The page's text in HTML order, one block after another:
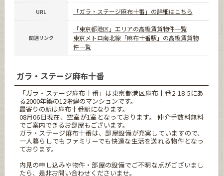
URL 「ガラ・ステージ麻布十番」の詳細はこちら
関連リンク
「東京都港区」エリアの高級賃貸物件一覧
東京メトロ南北線「麻布十番駅」の高級賃貸物
件一覧
ガラ・ステージ麻布十番
「ガラ・ステージ麻布十番」は東京都港区麻布十番2-18-5にあ
る2000年築の12階建のマンションです。
最寄りの駅は麻布十番駅になります。
08月06日現在、空室が1室となっております。 仲介手数料無料
でご案内できるお部屋もございます。
ガラ・ステージ麻布十番は、部屋設備が充実していますので、
一人暮らしでもファミリーでも快適な生活を送れる物件となっ
ております。
内見の申し込みや物件・部屋の設備でご不明な点がございまし
たら、是非お問い合わせくださいませ。